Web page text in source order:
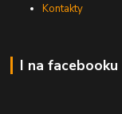
Kontakty
I na